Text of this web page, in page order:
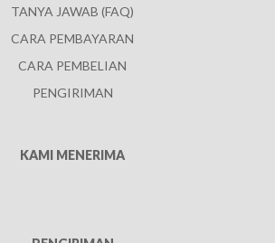
TANYA JAWAB (FAQ)
CARA PEMBAYARAN
CARA PEMBELIAN
PENGIRIMAN
KAMI MENERIMA